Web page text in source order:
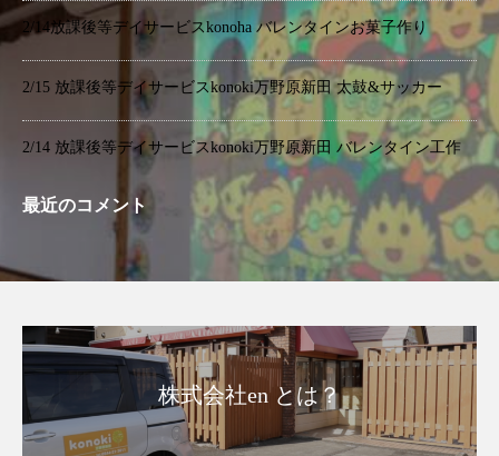
2/14放課後等デイサービスkonoha バレンタインお菓子作り
2/15 放課後等デイサービスkonoki万野原新田 太鼓&サッカー
2/14 放課後等デイサービスkonoki万野原新田 バレンタイン工作
最近のコメント
株式会社en とは？